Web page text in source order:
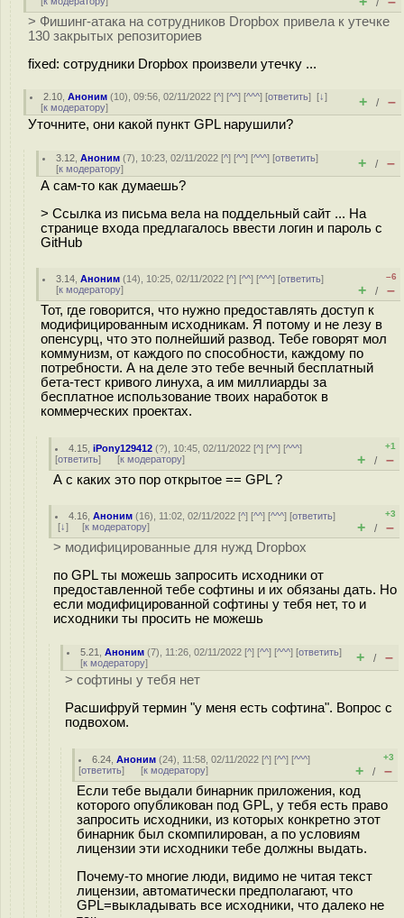
/
> Фишинг-атака на сотрудников Dropbox привела к утечке
130 закрытых репозиториев
fixed: сотрудники Dropbox произвели утечку ...
2.10 ,Аноним (10), 09:56, 02/11/2022 [^] [^^] [^^^] [ответить][↓]
[к модератору] + / –
Уточните, они какой пункт GPL нарушили?
3.12 ,Аноним (7), 10:23, 02/11/2022 [^] [^^] [^^^] [ответить]
[к модератору] + / –
А сам-то как думаешь?
> Ссылка из письма вела на поддельный сайт ... На
странице входа предлагалось ввести логин и пароль с
GitHub
3.14 ,Аноним (14), 10:25, 02/11/2022 [^] [^^] [^^^] [ответить]
[к модератору]
–6
+ / –
Тот, где говорится, что нужно предоставлять доступ к
модифицированным исходникам. Я потому и не лезу в
опенсурц, что это полнейший развод. Тебе говорят мол
коммунизм, от каждого по способности, каждому по
потребности. А на деле это тебе вечный бесплатный
бета-тест кривого линуха, а им миллиарды за
бесплатное использование твоих наработок в
коммерческих проектах.
4.15 ,iPony129412 (?), 10:45, 02/11/2022 [^] [^^] [^^^]
[ответить] [к модератору]
+1
+ / –
А с каких это пор открытое == GPL ?
4.16 ,Аноним (16), 11:02, 02/11/2022 [^] [^^] [^^^] [ответить]
[↓] [к модератору]
+3
+ / –
> модифицированные для нужд Dropbox
по GPL ты можешь запросить исходники от
предоставленной тебе софтины и их обязаны дать. Но
если модифицированной софтины у тебя нет, то и
исходники ты просить не можешь
5.21 ,Аноним (7), 11:26, 02/11/2022 [^] [^^] [^^^] [ответить]
[к модератору] + / –
> софтины у тебя нет
Расшифруй термин "у меня есть софтина". Вопрос с
подвохом.
6.24 ,Аноним (24), 11:58, 02/11/2022 [^] [^^] [^^^]
[ответить] [к модератору]
+3
+ / –
Если тебе выдали бинарник приложения, код
которого опубликован под GPL, у тебя есть право
запросить исходники, из которых конкретно этот
бинарник был скомпилирован, а по условиям
лицензии эти исходники тебе должны выдать.
Почему-то многие люди, видимо не читая текст
лицензии, автоматически предполагают, что
GPL=выкладывать все исходники, что далеко не